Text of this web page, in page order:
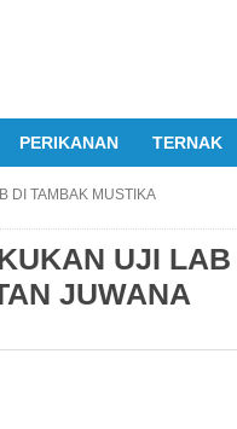
PERIKANAN TERNAK
DI TAMBAK MUSTIKA
UJI LAB
JUWANA